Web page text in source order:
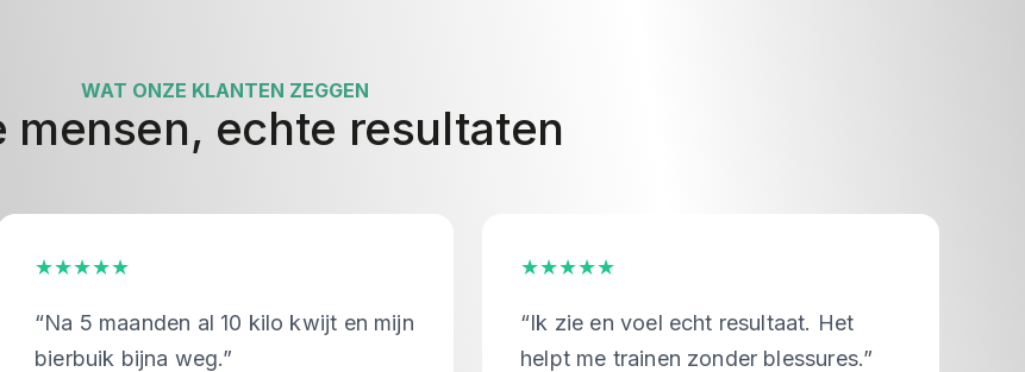
WAT ONZE KLANTEN ZEGGEN
mensen, echte resultaten
★★★★★
“Na 5 maanden al 10 kilo kwijt en mijn
bierbuik bijna weg.”
★★★★★
“Ik zie en voel echt resultaat. Het
helpt me trainen zonder blessures.”